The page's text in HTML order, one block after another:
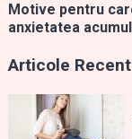
Motive pentru
anxietatea
Articole